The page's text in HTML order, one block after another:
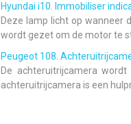
Hyundai i10. Immobiliser
Deze lamp licht op wanneer
wordt gezet om de motor te
Peugeot 108.
De achteruitrijcamera
achteruitrijcamera is een